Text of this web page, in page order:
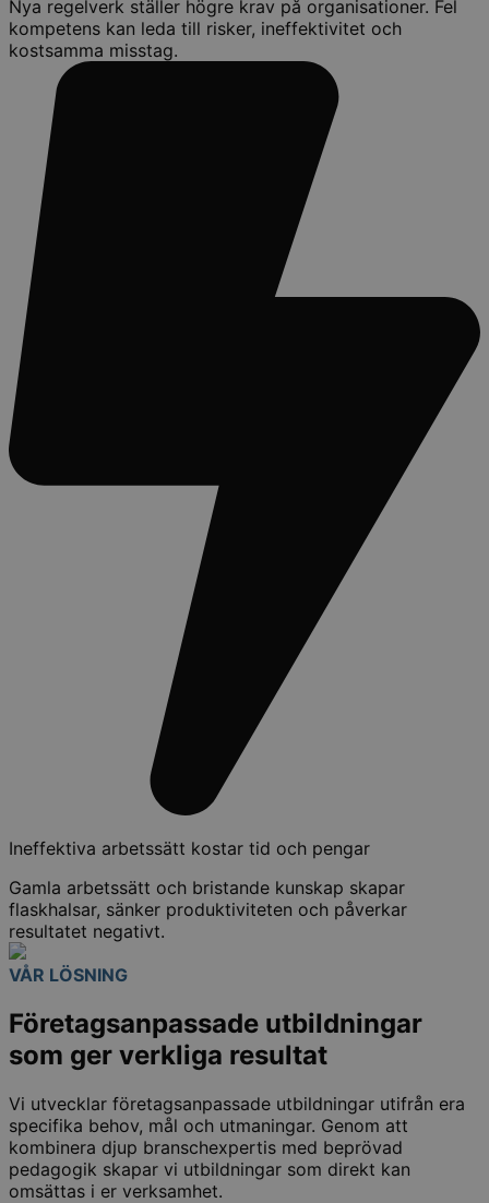
Nya regelverk ställer högre krav på organisationer. Fel
kompetens kan leda till risker, ineffektivitet och
kostsamma misstag.
Ineffektiva arbetssätt kostar tid och pengar
Gamla arbetssätt och bristande kunskap skapar
flaskhalsar, sänker produktiviteten och påverkar
resultatet negativt.
VÅR LÖSNING
Företagsanpassade utbildningar
som ger verkliga resultat
Vi utvecklar företagsanpassade utbildningar utifrån era
specifika behov, mål och utmaningar. Genom att
kombinera djup branschexpertis med beprövad
pedagogik skapar vi utbildningar som direkt kan
omsättas i er verksamhet.